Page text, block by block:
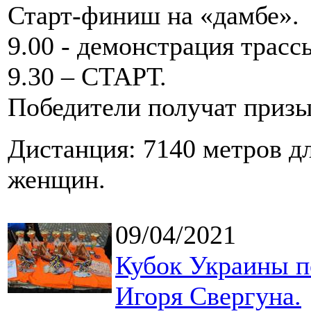
Старт-финиш на «дамбе».
9.00 - демонстрация
9.30 – СТАРТ.
Победители получат
Дистанция: 7140 метров
женщин.
09/04/2021
Кубок Украины
Игоря Свергуна.